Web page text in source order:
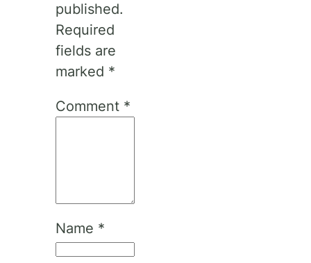
published.
Required
fields are
marked *
Comment *
Name *